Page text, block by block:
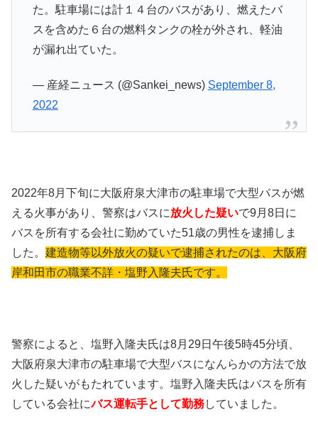
た。駐車場には計１４台のバスがあり、燃えたバ
スを含めた６台の燃料タンクの栓が外され、軽油
が漏れ出ていた。
— 産経ニュース (@Sankei_news) September 8,
2022
2022年8月下旬に大阪府泉大津市の駐車場で大型バスが燃
える火事があり、警察はバスに放火した疑いで9月8日に
バスを所有する会社に勤めていた51歳の男性を逮捕しま
した。 建造物等以外放火の疑いで逮捕されたのは、大阪府
岸和田市の職業不詳・塩野入隆夫氏です。
警察によると、塩野入隆夫氏は8月29日午後5時45分頃、
大阪府泉大津市の駐車場で大型バスになんらかの方法で放
火した疑いがもたれています。塩野入隆夫氏はバスを所有
している会社にバス運転手として勤務していました。